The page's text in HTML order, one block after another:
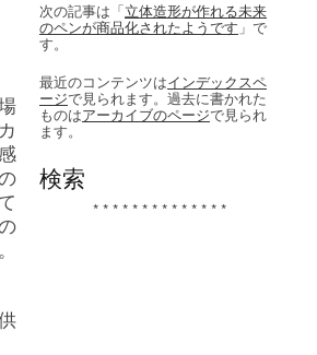
次の記事は「立体造形が作れる未来
のペンが商品化されたようです 」で
す。
最近のコンテンツはインデックスペ
ージで見られます。過去に書かれた
ものはアーカイブのページで見られ
ます。
検索
* * * * * * * * * * * * * *